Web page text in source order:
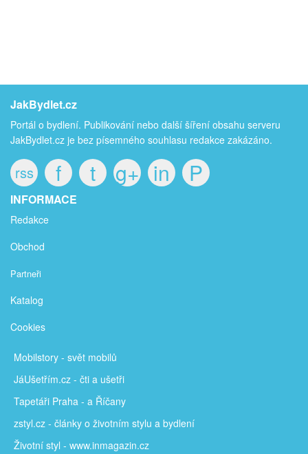
JakBydlet.cz
Portál o bydlení. Publikování nebo další šíření obsahu serveru
JakBydlet.cz je bez písemného souhlasu redakce zakázáno.
rss f t g+ in P
INFORMACE
Redakce
Obchod
Partneři
Katalog
Cookies
Mobilstory - svět mobilů
JáUšetřím.cz - čti a ušetři
Tapetáři Praha - a Říčany
zstyl.cz - články o životním stylu a bydlení
Životní styl - www.inmagazin.cz